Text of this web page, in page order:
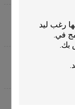
قطاع الخفيفة